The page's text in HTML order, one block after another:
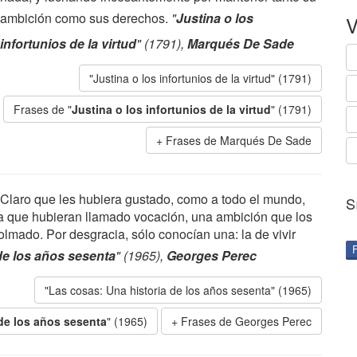
ambición como sus derechos. "Justina o los
infortunios de la virtud" (1791), Marqués De Sade
"Justina o los infortunios de la virtud" (1791)
Frases de "Justina o los infortunios de la virtud" (1791)
Frases de Marqués De Sade
Claro que les hubiera gustado, como a todo el mundo,
hubieran llamado vocación, una ambición que los
Por desgracia, sólo conocían una: la de vivir
los años sesenta" (1965), Georges Perec
"Las cosas: Una historia de los años sesenta" (1965)
los años sesenta" (1965) Frases de Georges Perec